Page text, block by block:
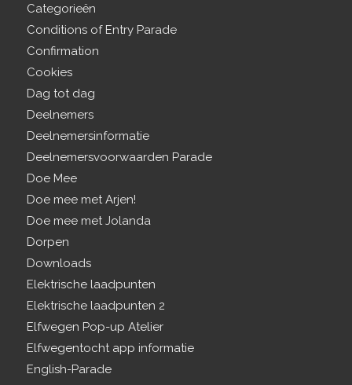
Categorieën
Conditions of Entry Parade
Confirmation
Cookies
Dag tot dag
Deelnemers
Deelnemersinformatie
Deelnemersvoorwaarden Parade
Doe Mee
Doe mee met Arjen!
Doe mee met Jolanda
Dorpen
Downloads
Elektrische laadpunten
Elektrische laadpunten 2
Elfwegen Pop-up Atelier
Elfwegentocht app informatie
English-Parade